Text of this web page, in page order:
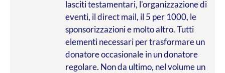
lasciti testamentari, l’organizzazione di
eventi, il direct mail, il 5 per 1000, le
sponsorizzazioni e molto altro. Tutti
elementi necessari per trasformare un
donatore occasionale in un donatore
regolare. Non da ultimo, nel volume un